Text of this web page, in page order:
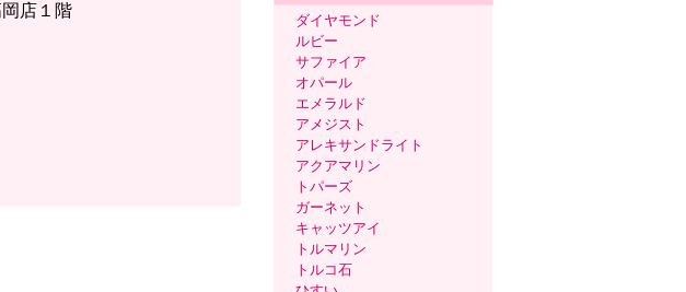
店１階
ダイヤモンド
ルビー
サファイア
オパール
エメラルド
アメジスト
アレキサンドライト
アクアマリン
トパーズ
ガーネット
キャッツアイ
トルマリン
トルコ石